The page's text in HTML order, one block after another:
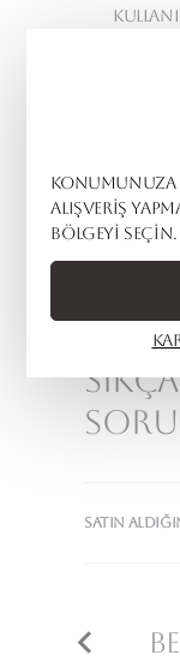
alışveriş
bölgeyi seçin.
İstanbul'da
SATIN